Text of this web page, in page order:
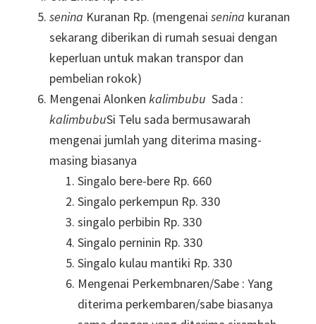
senina Kuranan Rp. (mengenai senina kuranan
sekarang diberikan di rumah sesuai dengan
keperluan untuk makan transpor dan
pembelian rokok)
Mengenai Alonken kalimbubu Sada :
kalimbubuSi Telu sada bermusawarah
mengenai jumlah yang diterima masing-
masing biasanya
Singalo bere-bere Rp. 660
Singalo perkempun Rp. 330
singalo perbibin Rp. 330
Singalo perninin Rp. 330
Singalo kulau mantiki Rp. 330
Mengenai Perkembnaren/Sabe : Yang
diterima perkembaren/sabe biasanya